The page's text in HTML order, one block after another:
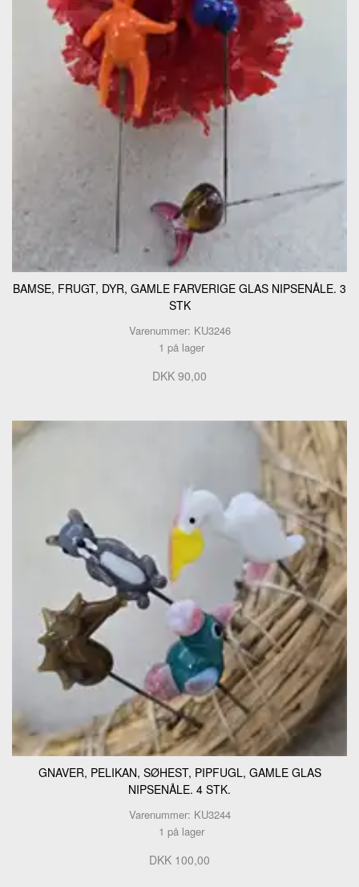
BAMSE, FRUGT, DYR, GAMLE FARVERIGE GLAS NIPSENÅLE. 3
STK
Varenummer: KU3246
1 på lager
DKK 90,00
GNAVER, PELIKAN, SØHEST, PIPFUGL, GAMLE GLAS
NIPSENÅLE. 4 STK.
Varenummer: KU3244
1 på lager
DKK 100,00